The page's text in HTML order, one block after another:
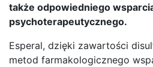
także odpowiedniego
psychoterapeutycznego.
Esperal, dzięki zawartości
metod farmakologicznego